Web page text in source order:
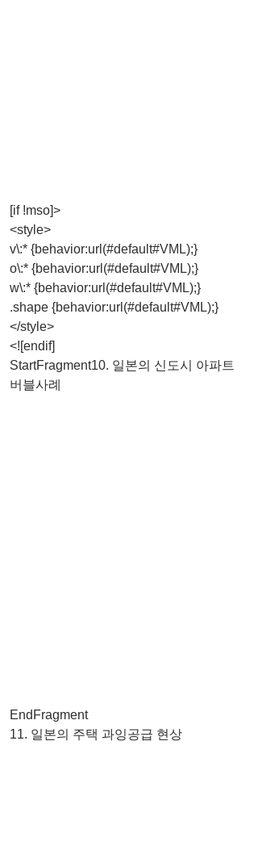
[if !mso]>
<style>
v\:* {behavior:url(#default#VML);}
o\:* {behavior:url(#default#VML);}
w\:* {behavior:url(#default#VML);}
.shape {behavior:url(#default#VML);}
</style>
<![endif]
StartFragment10. 일본의 신도시 아파트
버블사례
EndFragment
11. 일본의 주택 과잉공급 현상 ​